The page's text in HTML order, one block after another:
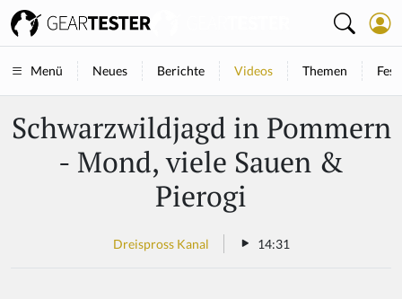
Menü Neues Berichte Videos Themen
Schwarzwildjagd in Pommern
- Mond, viele Sauen &
Pierogi
Dreispross Kanal 14:31